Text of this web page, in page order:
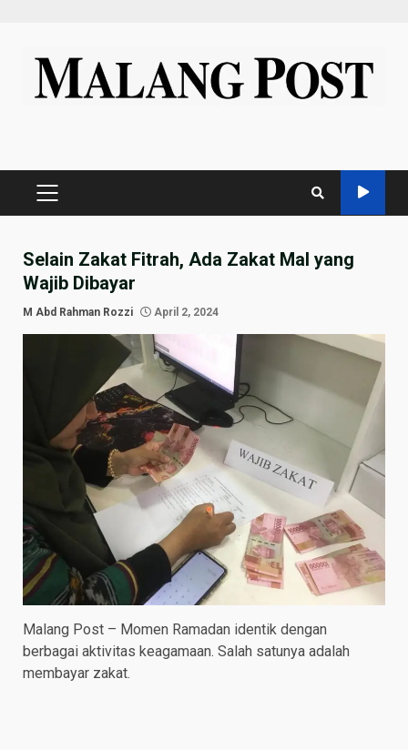
content
PRIMARY
Selain Zakat Fitrah, Ada Zakat Mal yang
Wajib Dibayar
M Abd Rahman Rozzi April 2, 2024
Malang Post – Momen Ramadan identik dengan
berbagai aktivitas keagamaan. Salah satunya adalah
membayar zakat.